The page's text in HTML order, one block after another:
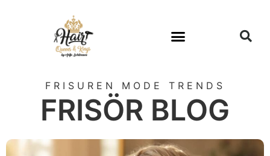
FRISUREN MODE TRENDS
FRISÖR BLOG